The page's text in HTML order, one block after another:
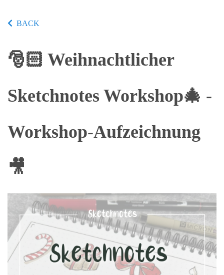
BACK
🎅🏻 Weihnachtlicher
Sketchnotes Workshop🎄 -
Workshop-Aufzeichnung
🎥